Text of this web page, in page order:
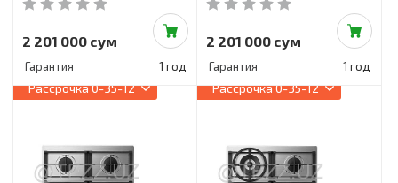
2 201 000 сум
Гарантия 1 год
2 201 000 сум
Гарантия 1 год
Рассрочка0-35-12 Рассрочка0-35-12